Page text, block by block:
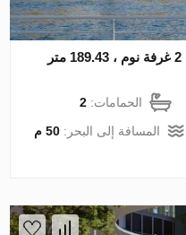
شقة في Al Raha Beach، أبو ظبي 2 غرفة نوم ، 189.43 متر
الحمامات:2
المسافة إلى البحر:50 م